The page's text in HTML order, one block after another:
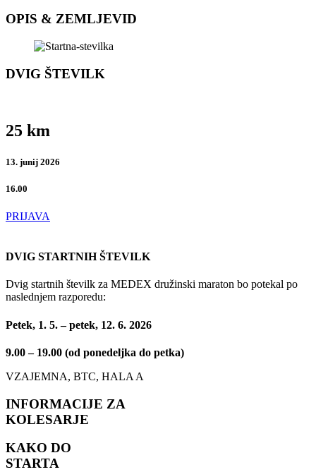
OPIS & ZEMLJEVID
DVIG ŠTEVILK
25 km
13. junij 2026
16.00
PRIJAVA
DVIG STARTNIH ŠTEVILK
Dvig startnih številk za MEDEX družinski maraton bo potekal po
naslednjem razporedu:
Petek, 1. 5. – petek, 12. 6. 2026
9.00 – 19.00 (od ponedeljka do petka)
VZAJEMNA, BTC, HALA A
INFORMACIJE ZA
KOLESARJE
KAKO DO
STARTA